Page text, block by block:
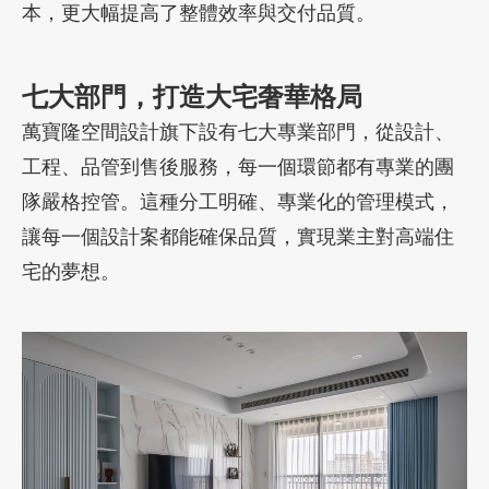
本，更大幅提高了整體效率與交付品質。
七大部門，打造大宅奢華格局
萬寶隆空間設計旗下設有七大專業部門，從設計、
工程、品管到售後服務，每一個環節都有專業的團
隊嚴格控管。這種分工明確、專業化的管理模式，
讓每一個設計案都能確保品質，實現業主對高端住
宅的夢想。